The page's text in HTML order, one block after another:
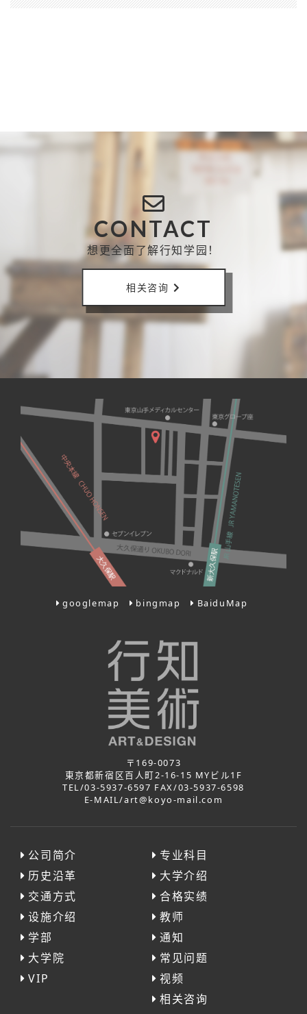
CONTACT
想更全面了解行知学园！
相关咨询
googlemap bingmap BaiduMap
〒169-0073
東京都新宿区百人町2-16-15 MYビル1F
TEL/03-5937-6597 FAX/03-5937-6598
E-MAIL/art@koyo-mail.com
公司简介
历史沿革
交通方式
设施介绍
学部
大学院
VIP
专业科目
大学介绍
合格实绩
教师
通知
常见问题
视频
相关咨询